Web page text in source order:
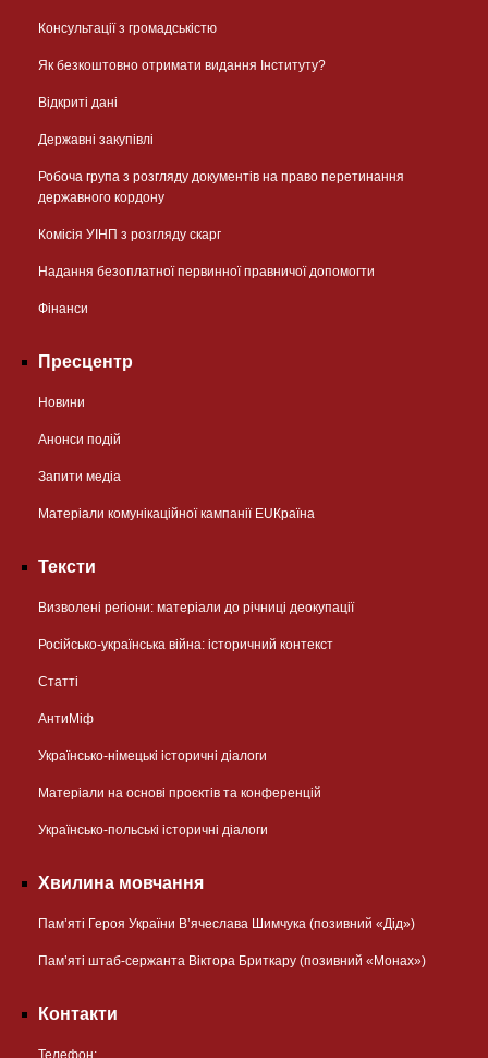
Консультації з громадськістю
Як безкоштовно отримати видання Інституту?
Відкриті дані
Державні закупівлі
Робоча група з розгляду документів на право перетинання
державного кордону
Комісія УІНП з розгляду скарг
Надання безоплатної первинної правничої допомогти
Фінанси
Пресцентр
Новини
Анонси подій
Запити медіа
Матеріали комунікаційної кампанії EUКраїна
Тексти
Визволені регіони: матеріали до річниці деокупації
Російсько-українська війна: історичний контекст
Статті
АнтиМіф
Українсько-німецькі історичні діалоги
Матеріали на основі проєктів та конференцій
Українсько-польські історичні діалоги
Хвилина мовчання
Пам’яті Героя України В’ячеслава Шимчука (позивний «Дід»)
Пам’яті штаб-сержанта Віктора Бриткару (позивний «Монах»)
Контакти
Телефон: